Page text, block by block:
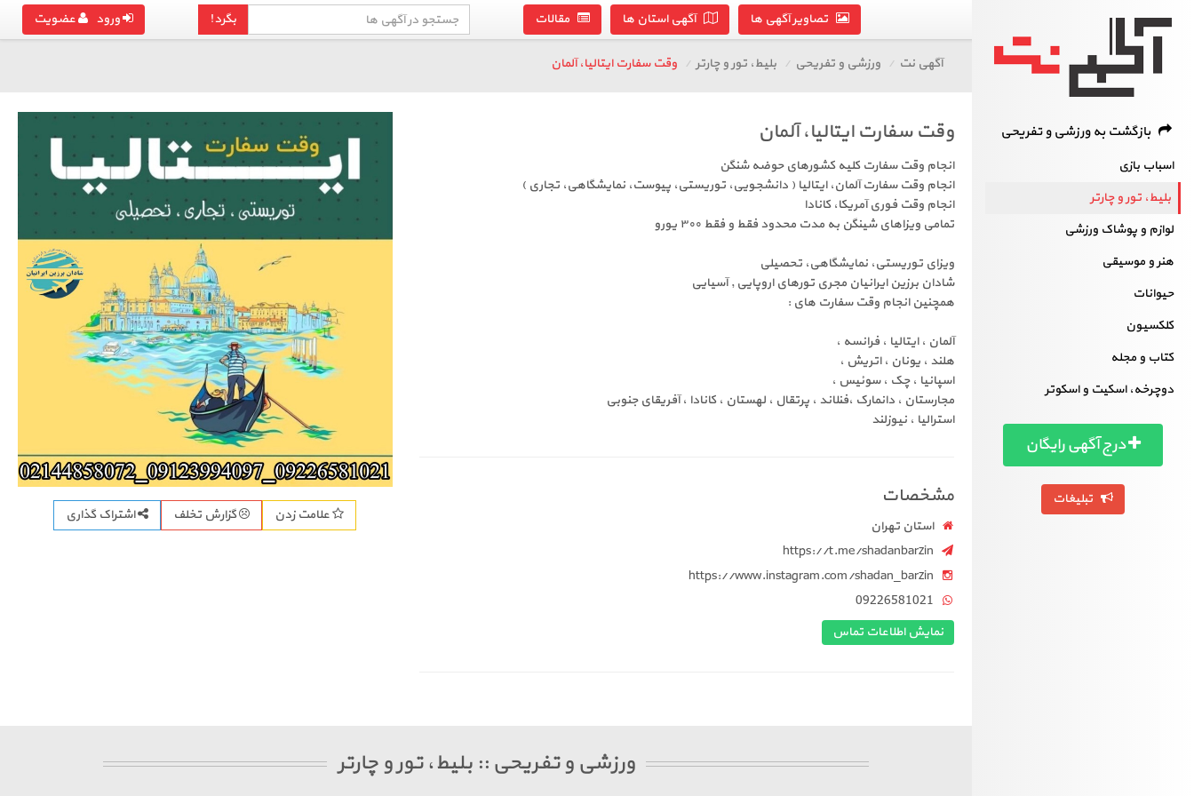
ورود عضویت بگرد! تصاویر آگهی ها آگهی استان ها مقالات
بازگشت به ورزشی و تفریحی
اسباب‌ بازی
بلیط، تور و چارتر
لوازم و پوشاک ورزشی
هنر و موسیقی
حیوانات
کلکسیون
کتاب و مجله
دوچرخه، اسکیت و اسکوتر
درج آگهی رایگان
تبلیغات
آگهی نت ورزشی و تفریحی بلیط، تور و چارتر وقت سفارت ایتالیا، آلمان
وقت سفارت ایتالیا، آلمان
انجام وقت سفارت کلیه کشورهای حوضه شنگن
انجام وقت سفارت آلمان، ایتالیا ( دانشجویی، توریستی، پیوست، نمایشگاهی، تجاری )
انجام وقت فوری آمریکا، کانادا
تمامی ویزاهای شینگن به مدت محدود فقط و فقط ۳۰۰ یورو
ویزای توریستی، نمایشگاهی، تحصیلی
شادان برزین ایرانیان مجری تورهای اروپایی , آسیایی
همچنین انجام وقت سفارت های :
آلمان ، ایتالیا ، فرانسه ،
هلند ، یونان ، اتریش ،
اسپانیا ، چک ، سوئیس ،
مجارستان ، دانمارک ،فنلاند ، پرتقال ، لهستان ، کانادا ، آفریقای جنوبی
استرالیا ، نیوزلند
مشخصات
استان تهران
https://t.me/shadanbarzin
https://www.instagram.com/shadan_barzin
09226581021
نمایش اطلاعات تماس
علامت زدن گزارش تخلف اشتراک گذاری
ورزشی و تفریحی :: بلیط، تور و چارتر